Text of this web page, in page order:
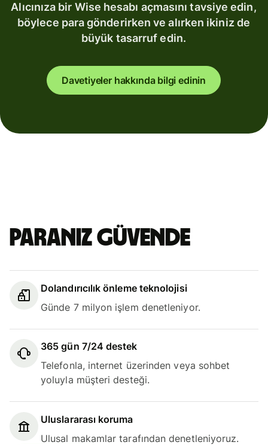
Alıcınıza bir Wise hesabı açmasını tavsiye edin,
böylece para gönderirken ve alırken ikiniz de
büyük tasarruf edin.
Davetiyeler hakkında bilgi edinin
Paranız güvende
Dolandırıcılık önleme teknolojisi
Günde 7 milyon işlem denetleniyor.
365 gün 7/24 destek
Telefonla, internet üzerinden veya sohbet
yoluyla müşteri desteği.
Uluslararası koruma
Ulusal makamlar tarafından denetleniyoruz.